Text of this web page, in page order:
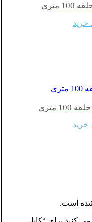
خرید
خرید
است.